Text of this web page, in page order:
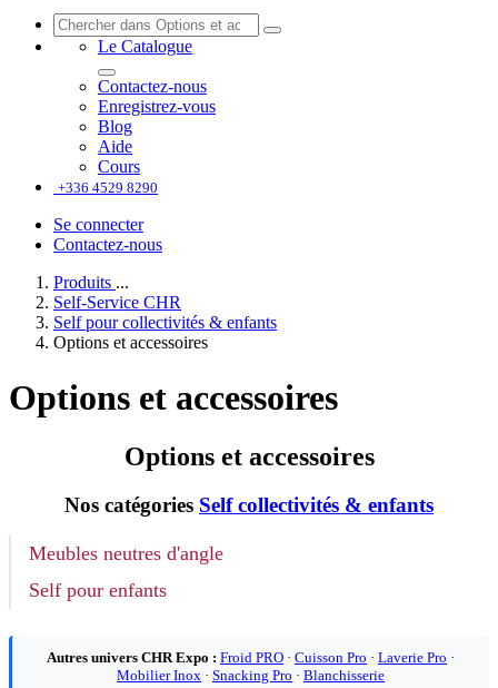
Le Catalogue
Contactez-nous
Enregistrez-vous
Blog
Aide
Cours
+336 4529 8290
Se connecter
Contactez-nous
Produits ...
Self-Service CHR
Self pour collectivités & enfants
Options et accessoires
Options et accessoires
Options et accessoires
Nos catégories Self collectivités & enfants
Meubles neutres d'angle
Self pour enfants
Autres univers CHR Expo : Froid PRO · Cuisson Pro · Laverie Pro ·
Mobilier Inox · Snacking Pro · Blanchisserie